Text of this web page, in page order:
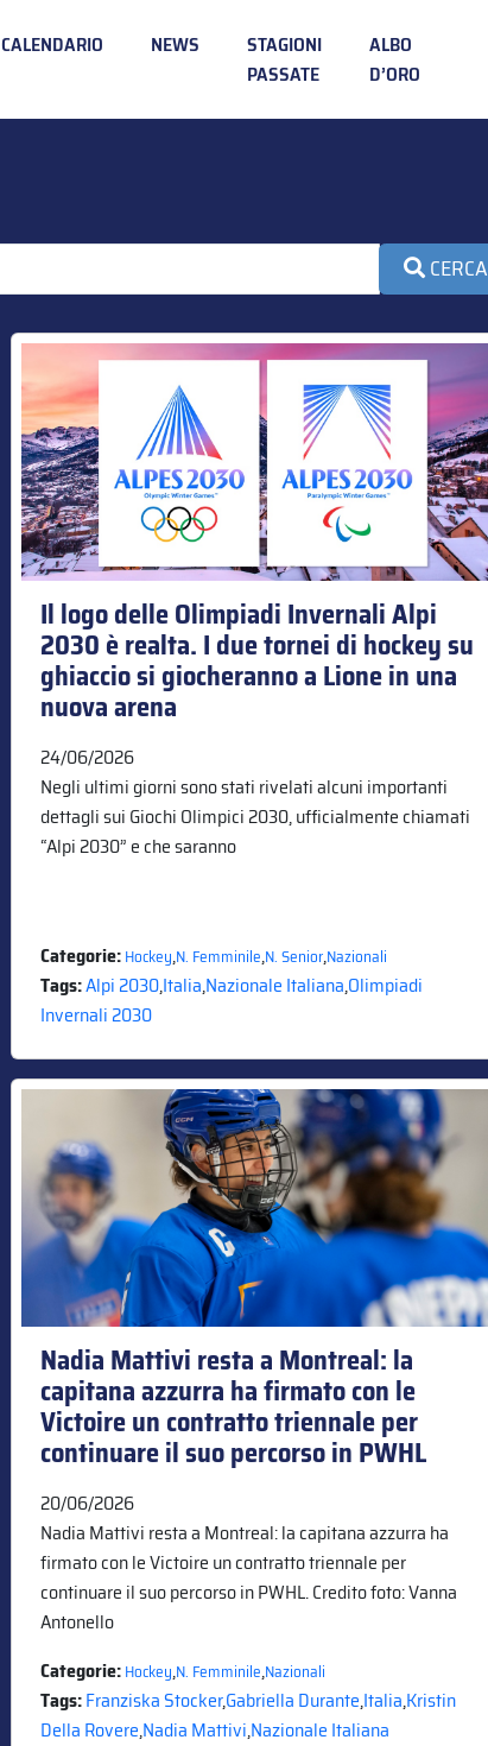
CALENDARIO NEWS
STAGIONI
PASSATE
ALBO
D’ORO
CERCA
Il logo delle Olimpiadi Invernali Alpi
2030 è realta. I due tornei di hockey su
ghiaccio si giocheranno a Lione in una
nuova arena
24/06/2026
Negli ultimi giorni sono stati rivelati alcuni importanti
dettagli sui Giochi Olimpici 2030, ufficialmente chiamati
“Alpi 2030” e che saranno
Categorie:Hockey,N. Femminile,N. Senior,Nazionali
Tags:Alpi 2030,Italia,Nazionale Italiana,Olimpiadi
Invernali 2030
Nadia Mattivi resta a Montreal: la
capitana azzurra ha firmato con le
Victoire un contratto triennale per
continuare il suo percorso in PWHL
20/06/2026
Nadia Mattivi resta a Montreal: la capitana azzurra ha
firmato con le Victoire un contratto triennale per
continuare il suo percorso in PWHL. Credito foto: Vanna
Antonello
Categorie:Hockey,N. Femminile,Nazionali
Tags:Franziska Stocker,Gabriella Durante,Italia,Kristin
Della Rovere,Nadia Mattivi,Nazionale Italiana